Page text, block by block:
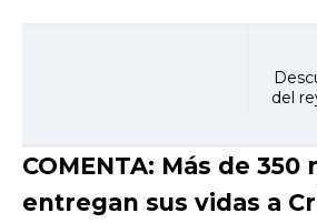
del
COMENTA: Más de 350
entregan sus vidas a